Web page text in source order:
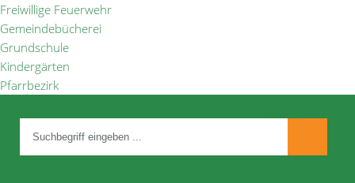
Freiwillige Feuerwehr
Gemeindebücherei
Grundschule
Kindergärten
Pfarrbezirk